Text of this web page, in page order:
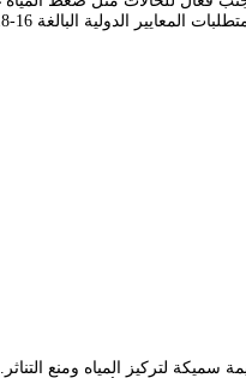
1 مم وحافة مستقيمة سميكة لتركيز